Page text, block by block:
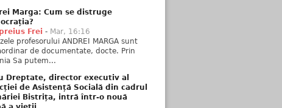
Marga: Cum se distruge
Frei - Mar, 16:16
profesorului ANDREI MARGA sunt
de documentate, docte. Prin
Sa putem...
Dreptate, director executiv al
de Asistență Socială din cadrul
Bistrița, intră într-o nouă